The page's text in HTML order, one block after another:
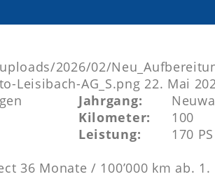
2026/02/
Leisibach-AG_S.png 22. Mai
Jahrgang:
Kilometer:
100
Leistung:
170 PS
36 Monate / 100’000 km ab. 1.